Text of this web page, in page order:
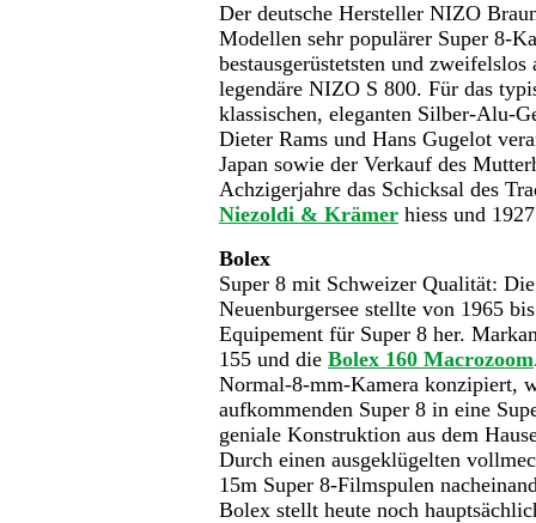
Der deutsche Hersteller NIZO
Modellen sehr populärer Super 8-
bestausgerüstetsten und
legendäre NIZO S 800. Für das
klassischen, eleganten Silber-Alu-
Dieter Rams und Hans Gugelot
Japan sowie der Verkauf des
Achzigerjahre das Schicksal des
Niezoldi & Krämer hiess und
Bolex
Super 8 mit Schweizer Qualität:
Neuenburgersee stellte von 1965
Equipement für Super 8 her.
155 und die Bolex 160 Macrozoom
Normal-8-mm-Kamera konzipiert,
aufkommenden Super 8 in eine
geniale Konstruktion aus dem
Durch einen ausgeklügelten
15m Super 8-Filmspulen
Bolex stellt heute noch